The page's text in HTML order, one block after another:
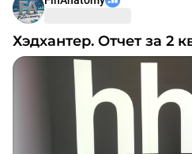
#нкнх
Хэдхантер. Отчет за